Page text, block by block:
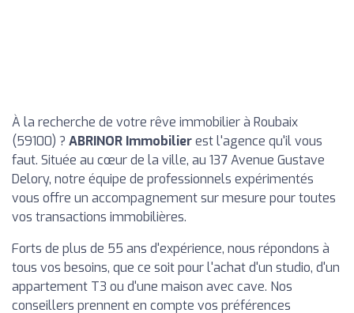
À la recherche de votre rêve immobilier à Roubaix
(59100) ? ABRINOR Immobilierest l'agence qu'il vous
faut. Située au cœur de la ville, au 137 Avenue Gustave
Delory, notre équipe de professionnels expérimentés
vous offre un accompagnement sur mesure pour toutes
vos transactions immobilières.
Forts de plus de 55 ans d'expérience, nous répondons à
tous vos besoins, que ce soit pour l'achat d'un studio, d'un
appartement T3 ou d'une maison avec cave. Nos
conseillers prennent en compte vos préférences